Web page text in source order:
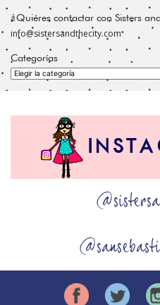
¿Quiéres contactar con Sisters
info@sistersandthecity.com
Categorías
Categorías